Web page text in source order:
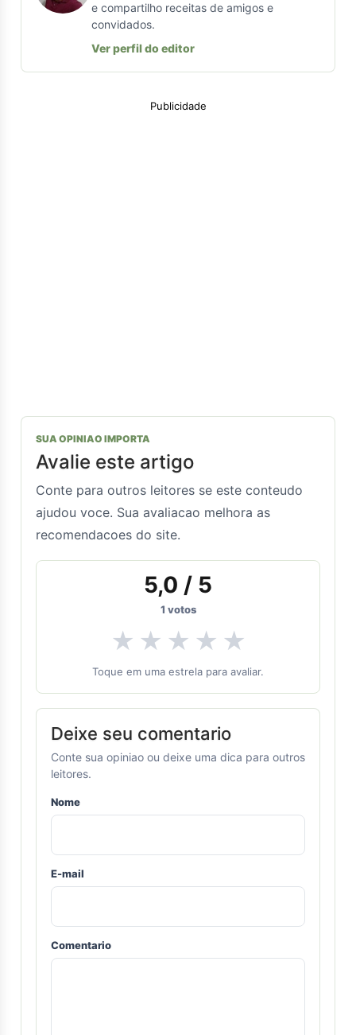
e compartilho receitas de amigos e
convidados.
Ver perfil do editor
Publicidade
SUA OPINIAO IMPORTA
Avalie este artigo
Conte para outros leitores se este conteudo
ajudou voce. Sua avaliacao melhora as
recomendacoes do site.
5,0 / 5
1 votos
★ ★ ★ ★ ★
Toque em uma estrela para avaliar.
Deixe seu comentario
Conte sua opiniao ou deixe uma dica para outros
leitores.
Nome
E-mail
Comentario